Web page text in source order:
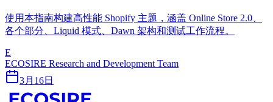
使用本指南构建高性能 Shopify 主题，涵盖 Online Store 2.0、
各个部分、Liquid 模式、Dawn 架构和测试工作流程。
E
ECOSIRE Research and Development Team
3月16日